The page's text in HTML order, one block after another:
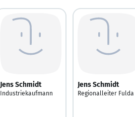
Jens Schmidt
Industriekaufmann
Jens Schmidt
Regionalleiter Fulda